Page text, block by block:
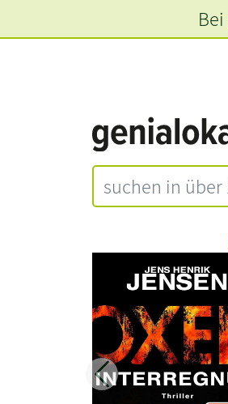
Bei
Zurück